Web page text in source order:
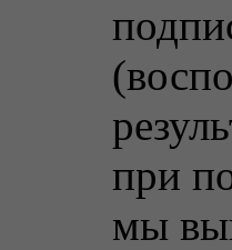
при
мы